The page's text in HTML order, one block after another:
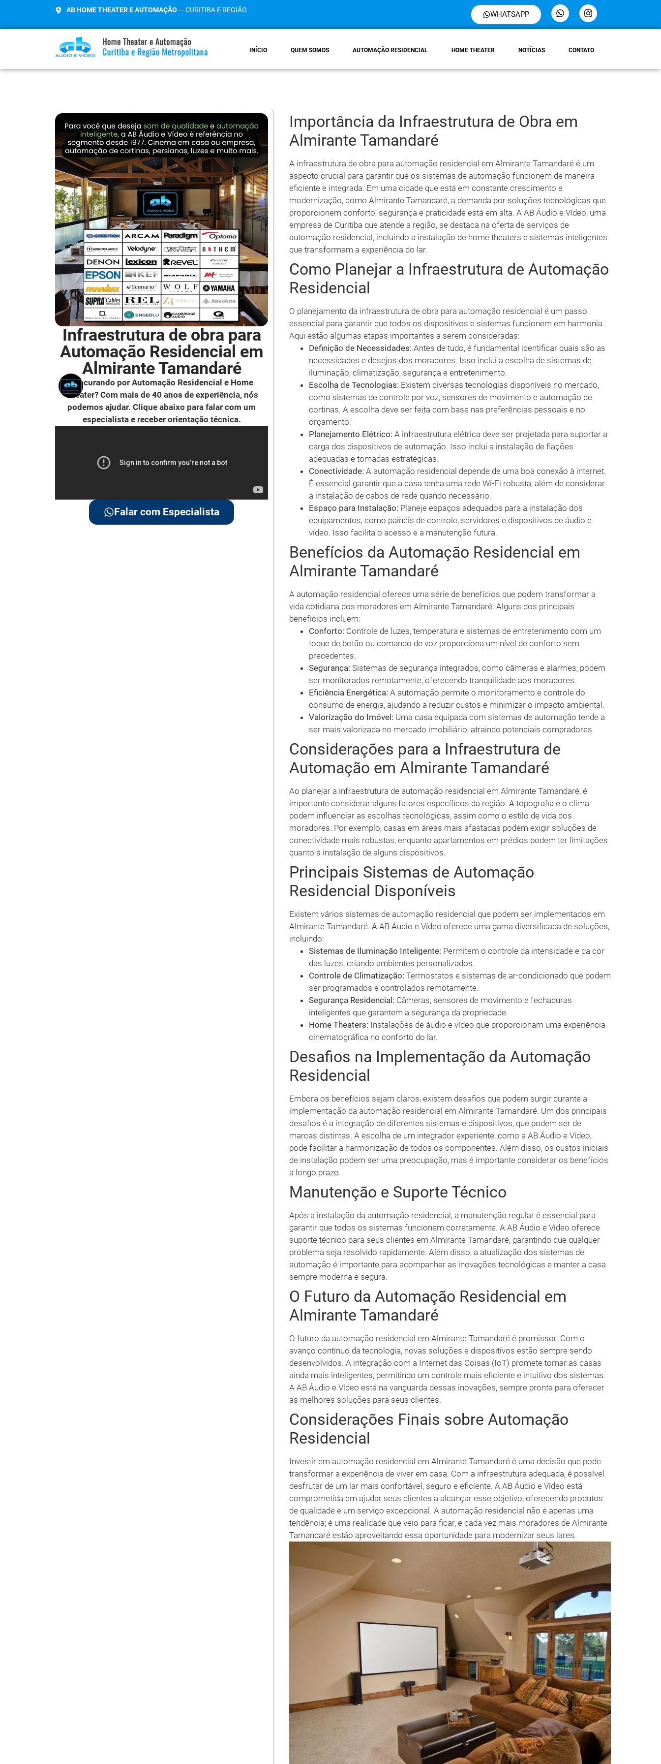
AB HOME THEATER E AUTOMAÇÃO — CURITIBA E REGIÃO WHATSAPP
INÍCIO QUEM SOMOS AUTOMAÇÃO RESIDENCIAL HOME THEATER NOTÍCIAS CONTATO
Infraestrutura de obra para
Automação Residencial em
Almirante Tamandaré
Procurando por Automação Residencial e Home
Theater? Com mais de 40 anos de experiência, nós
podemos ajudar. Clique abaixo para falar com um
especialista e receber orientação técnica.
Falar com Especialista
Importância da Infraestrutura de Obra em
Almirante Tamandaré
A infraestrutura de obra para automação residencial em Almirante Tamandaré é um
aspecto crucial para garantir que os sistemas de automação funcionem de maneira
eficiente e integrada. Em uma cidade que está em constante crescimento e
modernização, como Almirante Tamandaré, a demanda por soluções tecnológicas que
proporcionem conforto, segurança e praticidade está em alta. A AB Áudio e Vídeo, uma
empresa de Curitiba que atende a região, se destaca na oferta de serviços de
automação residencial, incluindo a instalação de home theaters e sistemas inteligentes
que transformam a experiência do lar.
Como Planejar a Infraestrutura de Automação
Residencial
O planejamento da infraestrutura de obra para automação residencial é um passo
essencial para garantir que todos os dispositivos e sistemas funcionem em harmonia.
Aqui estão algumas etapas importantes a serem consideradas:
Definição de Necessidades: Antes de tudo, é fundamental identificar quais são as
necessidades e desejos dos moradores. Isso inclui a escolha de sistemas de
iluminação, climatização, segurança e entretenimento.
Escolha de Tecnologias: Existem diversas tecnologias disponíveis no mercado,
como sistemas de controle por voz, sensores de movimento e automação de
cortinas. A escolha deve ser feita com base nas preferências pessoais e no
orçamento.
Planejamento Elétrico: A infraestrutura elétrica deve ser projetada para suportar a
carga dos dispositivos de automação. Isso inclui a instalação de fiações
adequadas e tomadas estratégicas.
Conectividade: A automação residencial depende de uma boa conexão à internet.
É essencial garantir que a casa tenha uma rede Wi-Fi robusta, além de considerar
a instalação de cabos de rede quando necessário.
Espaço para Instalação: Planeje espaços adequados para a instalação dos
equipamentos, como painéis de controle, servidores e dispositivos de áudio e
vídeo. Isso facilita o acesso e a manutenção futura.
Benefícios da Automação Residencial em
Almirante Tamandaré
A automação residencial oferece uma série de benefícios que podem transformar a
vida cotidiana dos moradores em Almirante Tamandaré. Alguns dos principais
benefícios incluem:
Conforto: Controle de luzes, temperatura e sistemas de entretenimento com um
toque de botão ou comando de voz proporciona um nível de conforto sem
precedentes.
Segurança: Sistemas de segurança integrados, como câmeras e alarmes, podem
ser monitorados remotamente, oferecendo tranquilidade aos moradores.
Eficiência Energética: A automação permite o monitoramento e controle do
consumo de energia, ajudando a reduzir custos e minimizar o impacto ambiental.
Valorização do Imóvel: Uma casa equipada com sistemas de automação tende a
ser mais valorizada no mercado imobiliário, atraindo potenciais compradores.
Considerações para a Infraestrutura de
Automação em Almirante Tamandaré
Ao planejar a infraestrutura de automação residencial em Almirante Tamandaré, é
importante considerar alguns fatores específicos da região. A topografia e o clima
podem influenciar as escolhas tecnológicas, assim como o estilo de vida dos
moradores. Por exemplo, casas em áreas mais afastadas podem exigir soluções de
conectividade mais robustas, enquanto apartamentos em prédios podem ter limitações
quanto à instalação de alguns dispositivos.
Principais Sistemas de Automação
Residencial Disponíveis
Existem vários sistemas de automação residencial que podem ser implementados em
Almirante Tamandaré. A AB Áudio e Vídeo oferece uma gama diversificada de soluções,
incluindo:
Sistemas de Iluminação Inteligente: Permitem o controle da intensidade e da cor
das luzes, criando ambientes personalizados.
Controle de Climatização: Termostatos e sistemas de ar-condicionado que podem
ser programados e controlados remotamente.
Segurança Residencial: Câmeras, sensores de movimento e fechaduras
inteligentes que garantem a segurança da propriedade.
Home Theaters: Instalações de áudio e vídeo que proporcionam uma experiência
cinematográfica no conforto do lar.
Desafios na Implementação da Automação
Residencial
Embora os benefícios sejam claros, existem desafios que podem surgir durante a
implementação da automação residencial em Almirante Tamandaré. Um dos principais
desafios é a integração de diferentes sistemas e dispositivos, que podem ser de
marcas distintas. A escolha de um integrador experiente, como a AB Áudio e Vídeo,
pode facilitar a harmonização de todos os componentes. Além disso, os custos iniciais
de instalação podem ser uma preocupação, mas é importante considerar os benefícios
a longo prazo.
Manutenção e Suporte Técnico
Após a instalação da automação residencial, a manutenção regular é essencial para
garantir que todos os sistemas funcionem corretamente. A AB Áudio e Vídeo oferece
suporte técnico para seus clientes em Almirante Tamandaré, garantindo que qualquer
problema seja resolvido rapidamente. Além disso, a atualização dos sistemas de
automação é importante para acompanhar as inovações tecnológicas e manter a casa
sempre moderna e segura.
O Futuro da Automação Residencial em
Almirante Tamandaré
O futuro da automação residencial em Almirante Tamandaré é promissor. Com o
avanço contínuo da tecnologia, novas soluções e dispositivos estão sempre sendo
desenvolvidos. A integração com a Internet das Coisas (IoT) promete tornar as casas
ainda mais inteligentes, permitindo um controle mais eficiente e intuitivo dos sistemas.
A AB Áudio e Vídeo está na vanguarda dessas inovações, sempre pronta para oferecer
as melhores soluções para seus clientes.
Considerações Finais sobre Automação
Residencial
Investir em automação residencial em Almirante Tamandaré é uma decisão que pode
transformar a experiência de viver em casa. Com a infraestrutura adequada, é possível
desfrutar de um lar mais confortável, seguro e eficiente. A AB Áudio e Vídeo está
comprometida em ajudar seus clientes a alcançar esse objetivo, oferecendo produtos
de qualidade e um serviço excepcional. A automação residencial não é apenas uma
tendência; é uma realidade que veio para ficar, e cada vez mais moradores de Almirante
Tamandaré estão aproveitando essa oportunidade para modernizar seus lares.